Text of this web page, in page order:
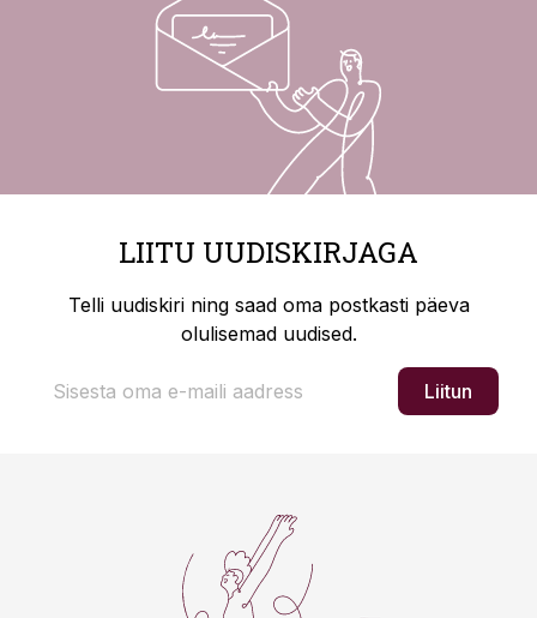
LIITU UUDISKIRJAGA
Telli uudiskiri ning saad oma postkasti päeva
olulisemad uudised.
Liitun